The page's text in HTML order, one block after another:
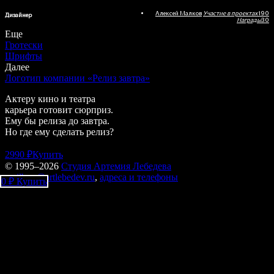
0 ₽ Купить
Дизайнер Алексей Малков Участие в проектах190
Награды30
Еще
Гротески
Шрифты
Далее
Логотип компании «Релиз завтра»
Актеру кино и театра
карьера готовит сюрприз.
Ему бы релиза до завтра.
Но где ему сделать релиз?
2990 ₽Купить
© 1995–2026 Студия Артемия Лебедева
mailbox@artlebedev.ru, адреса и телефоны